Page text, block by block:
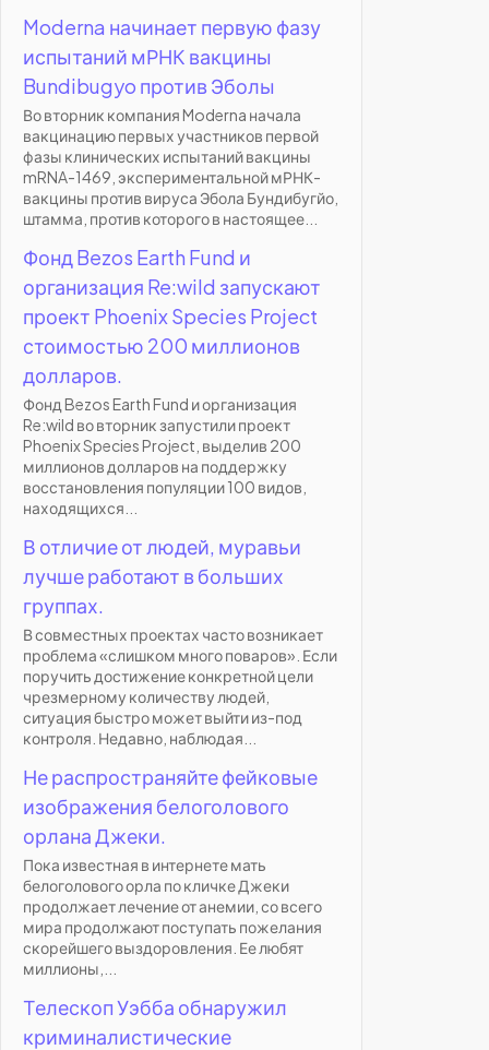
Moderna начинает первую фазу
испытаний мРНК вакцины
Bundibugyo против Эболы
Во вторник компания Moderna начала
вакцинацию первых участников первой
фазы клинических испытаний вакцины
mRNA-1469, экспериментальной мРНК-
вакцины против вируса Эбола Бундибугйо,
штамма, против которого в настоящее...
Фонд Bezos Earth Fund и
организация Re:wild запускают
проект Phoenix Species Project
стоимостью 200 миллионов
долларов.
Фонд Bezos Earth Fund и организация
Re:wild во вторник запустили проект
Phoenix Species Project, выделив 200
миллионов долларов на поддержку
восстановления популяции 100 видов,
находящихся...
В отличие от людей, муравьи
лучше работают в больших
группах.
В совместных проектах часто возникает
проблема «слишком много поваров». Если
поручить достижение конкретной цели
чрезмерному количеству людей,
ситуация быстро может выйти из-под
контроля. Недавно, наблюдая...
Не распространяйте фейковые
изображения белоголового
орлана Джеки.
Пока известная в интернете мать
белоголового орла по кличке Джеки
продолжает лечение от анемии, со всего
мира продолжают поступать пожелания
скорейшего выздоровления. Ее любят
миллионы,...
Телескоп Уэбба обнаружил
криминалистические